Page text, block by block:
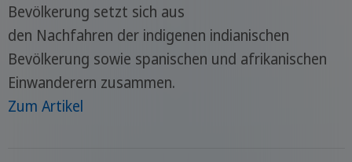
Bevölkerung setzt sich aus
den Nachfahren der indigenen indianischen
Bevölkerung sowie spanischen und afrikanischen
Einwanderern zusammen.
Zum Artikel